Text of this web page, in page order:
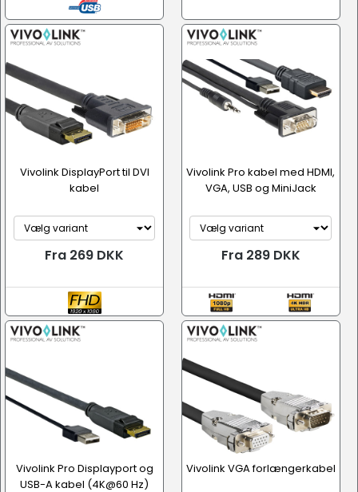
Vivolink DisplayPort til DVI
kabel
Fra 269 DKK
Vivolink Pro kabel med HDMI,
VGA, USB og MiniJack
Fra 289 DKK
Vivolink Pro Displayport og
USB-A kabel (4K@60 Hz)
Vivolink VGA forlængerkabel